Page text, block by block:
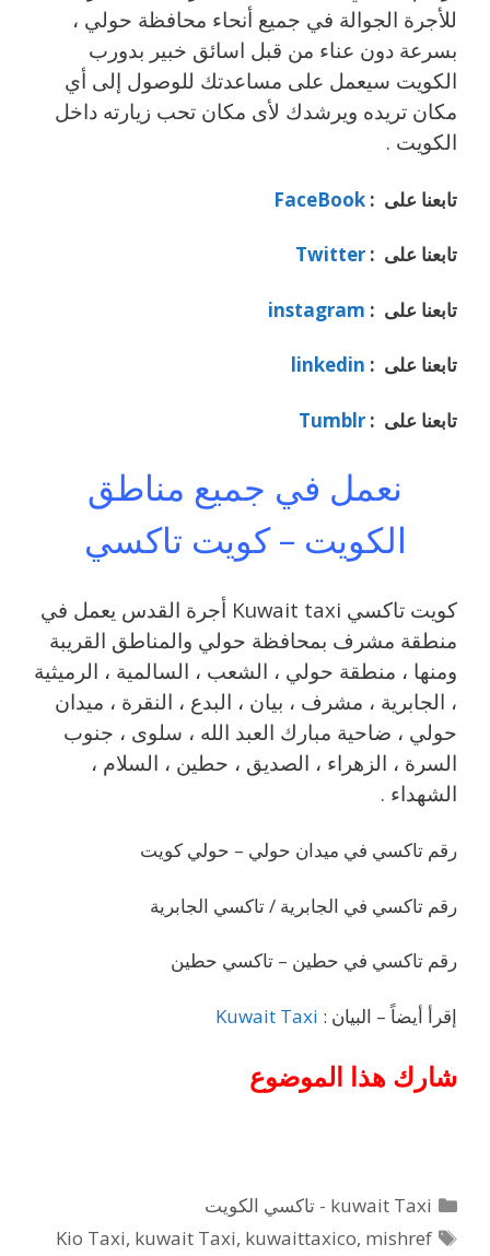
للأجرة الجوالة في جميع أنحاء محافظة حولي ،
بسرعة دون عناء من قبل اسائق خبير بدورب
الكويت سيعمل على مساعدتك للوصول إلى أي
مكان تريده ويرشدك لأى مكان تحب زيارته داخل
الكويت .
تابعنا على : FaceBook
تابعنا على : Twitter
تابعنا على : instagram
تابعنا على : linkedin
تابعنا على : Tumblr
نعمل في جميع مناطق
الكويت – كويت تاكسي
كويت تاكسي Kuwait taxi أجرة القدس يعمل في
منطقة مشرف بمحافظة حولي والمناطق القريبة
‎ومنها ، منطقة حولي ، الشعب ، السالمية ، الرميثية
، الجابرية ، مشرف ، بيان ، البدع ، النقرة ، ميدان
حولي ، ضاحية مبارك العبد الله ، سلوى ، جنوب
السرة ، الزهراء ، الصديق ، حطين ، السلام ،
الشهداء .
رقم تاكسي في ميدان حولي – حولي كويت
رقم تاكسي في الجابرية / تاكسي الجابرية
رقم تاكسي في حطين – تاكسي حطين
إقرأ أيضاً – البيان : Kuwait Taxi
شارك هذا الموضوع
التصنيفات
kuwait Taxi - تاكسي الكويت
الوسوم
Kio Taxi, kuwait Taxi, kuwaittaxico, mishref